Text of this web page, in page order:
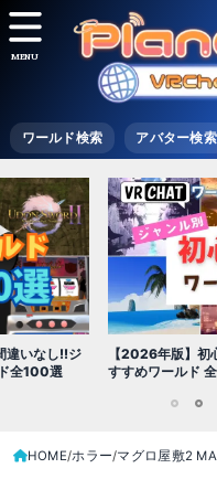
ワールド検索 アバター検索
MENU
違いなし!!ジ
全100選
【2026年版】初
すすめワールド
HOME ホラー マグロ屋敷2